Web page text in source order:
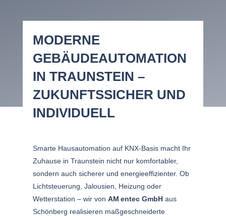
MODERNE
GEBÄUDEAUTOMATION
IN TRAUNSTEIN –
ZUKUNFTSSICHER UND
INDIVIDUELL
Smarte Hausautomation auf KNX-Basis macht Ihr
Zuhause in Traunstein nicht nur komfortabler,
sondern auch sicherer und energieeffizienter. Ob
Lichtsteuerung, Jalousien, Heizung oder
Wetterstation – wir von AM entec GmbHaus
Schönberg realisieren maßgeschneiderte